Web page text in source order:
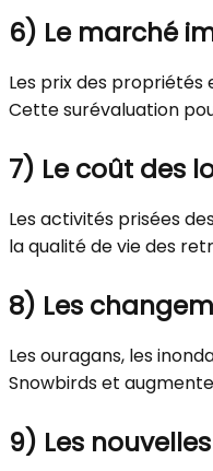
6) Le marché
Les prix des propriétés
Cette surévaluation
7) Le coût des
Les activités prisées
la qualité de vie des
8) Les
Les ouragans, les
Snowbirds et
9) Les